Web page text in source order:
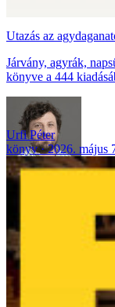
Utazás az
Járvány, agyrák,
könyve a 444
Urfi Péter
könyv
2026. május